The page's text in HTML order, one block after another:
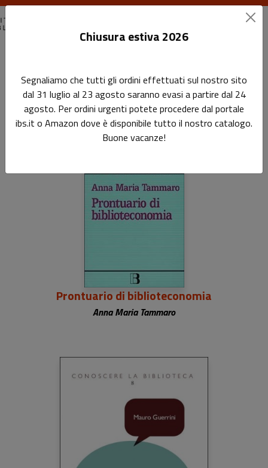
Manuali di biblioteconomia
Sfoglia la lista completa
Prontuario di biblioteconomia
Anna Maria Tammaro
Chiusura estiva 2026
Segnaliamo che tutti gli ordini effettuati sul nostro sito
dal 31 luglio al 23 agosto saranno evasi a partire dal 24
agosto. Per ordini urgenti potete procedere dal portale
ibs.it o Amazon dove è disponibile tutto il nostro catalogo.
Buone vacanze!